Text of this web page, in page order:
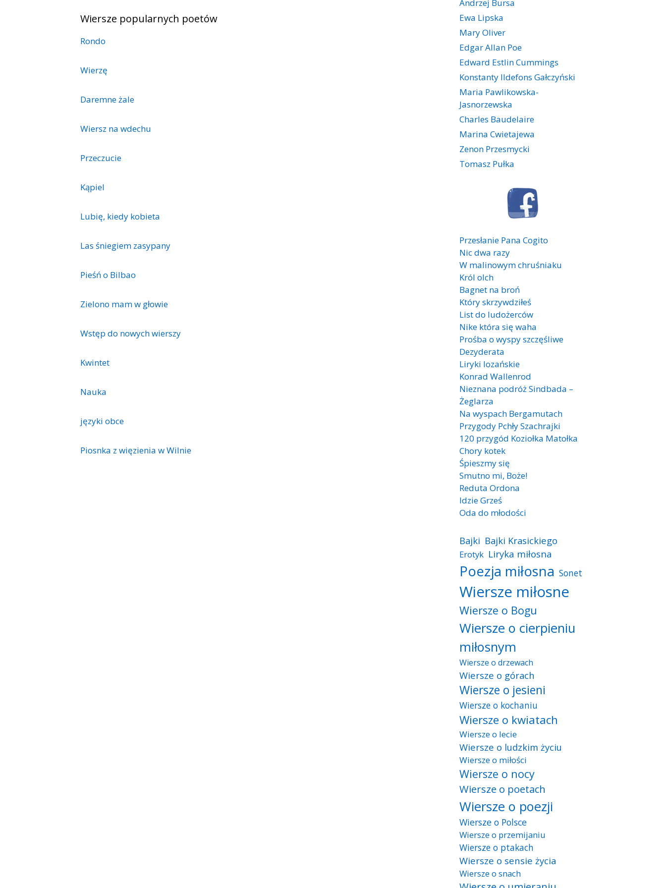
Wiersze popularnych poetów
Rondo
Wierzę
Daremne żale
Wiersz na wdechu
Przeczucie
Kąpiel
Lubię, kiedy kobieta
Las śniegiem zasypany
Pieśń o Bilbao
Zielono mam w głowie
Wstęp do nowych wierszy
Kwintet
Nauka
języki obce
Piosnka z więzienia w Wilnie
Andrzej Bursa
Ewa Lipska
Mary Oliver
Edgar Allan Poe
Edward Estlin Cummings
Konstanty Ildefons Gałczyński
Maria Pawlikowska-
Jasnorzewska
Charles Baudelaire
Marina Cwietajewa
Zenon Przesmycki
Tomasz Pułka
Przesłanie Pana Cogito
Nic dwa razy
W malinowym chruśniaku
Król olch
Bagnet na broń
Który skrzywdziłeś
List do ludożerców
Nike która się waha
Prośba o wyspy szczęśliwe
Dezyderata
Liryki lozańskie
Konrad Wallenrod
Nieznana podróż Sindbada –
Żeglarza
Na wyspach Bergamutach
Przygody Pchły Szachrajki
120 przygód Koziołka Matołka
Chory kotek
Śpieszmy się
Smutno mi, Boże!
Reduta Ordona
Idzie Grześ
Oda do młodości
Bajki Bajki Krasickiego
Erotyk Liryka miłosna
Poezja miłosna Sonet
Wiersze miłosne
Wiersze o Bogu
Wiersze o cierpieniu
miłosnym
Wiersze o drzewach
Wiersze o górach
Wiersze o jesieni
Wiersze o kochaniu
Wiersze o kwiatach
Wiersze o lecie
Wiersze o ludzkim życiu
Wiersze o miłości
Wiersze o nocy
Wiersze o poetach
Wiersze o poezji
Wiersze o Polsce
Wiersze o przemijaniu
Wiersze o ptakach
Wiersze o sensie życia
Wiersze o snach